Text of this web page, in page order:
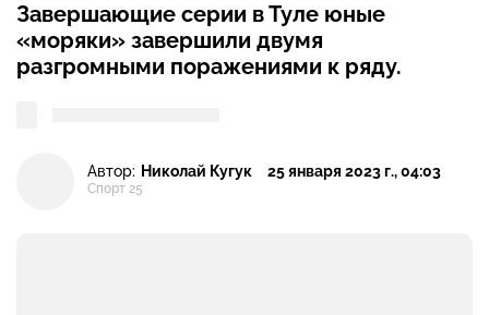
Завершающие серии в Туле юные
«моряки» завершили двумя
разгромными поражениями к ряду.
Автор: Николай Кугук
Спорт 25
25 января 2023 г., 04:03